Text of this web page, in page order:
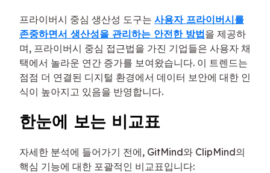
프라이버시 중심 생산성 도구는 사용자 프라이버시를
존중하면서 생산성을 관리하는 안전한 방법을 제공하
며, 프라이버시 중심 접근법을 가진 기업들은 사용자 채
택에서 놀라운 연간 증가를 보여왔습니다. 이 트렌드는
점점 더 연결된 디지털 환경에서 데이터 보안에 대한 인
식이 높아지고 있음을 반영합니다.
한눈에 보는 비교표
자세한 분석에 들어가기 전에, GitMind와 ClipMind의
핵심 기능에 대한 포괄적인 비교표입니다: